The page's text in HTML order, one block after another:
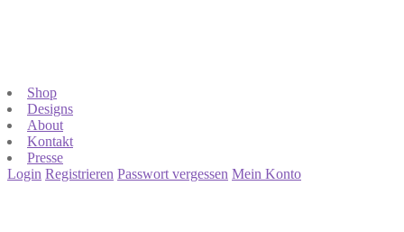
Shop
Designs
About
Kontakt
Presse
Login Registrieren Passwort vergessen Mein Konto